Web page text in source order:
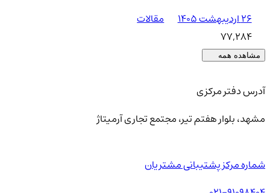
۲۶ اردیبهشت ۱۴۰۵
مقالات
77,284
مشاهده همه
آدرس دفتر مرکزی
مشهد، بلوار هفتم تیر، مجتمع تجاری آرمیتاژ
شماره مرکز پشتیبانی مشتریان